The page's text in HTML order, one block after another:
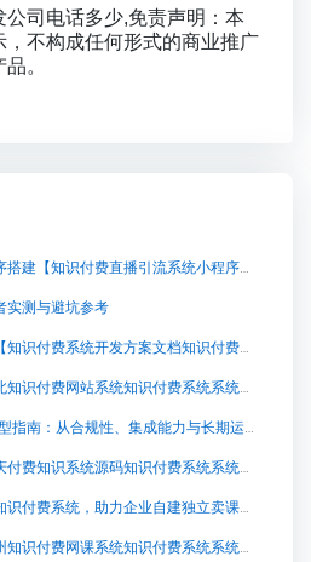
司电话多少,免责声明：本
，不构成任何形式的商业推广
。
知识付费直播引流系统小程序搭建【知识付费直播引流系统小程序搭建知识付费系统系统怎么制作，知识付费系统搭建使用教程】
实测与避坑参考
知识付费系统开发方案文档【知识付费系统开发方案文档知识付费系统系统怎么制作，知识付费系统搭建使用教程】
湖北知识付费网站系统【湖北知识付费网站系统知识付费系统系统怎么制作，知识付费系统搭建使用教程】
2024年中国卖课系统源码选型指南：从合规性、集成能力与长期运营视角评估
重庆付费知识系统源码【重庆付费知识系统源码知识付费系统系统怎么制作，知识付费系统搭建使用教程】
凸知：开源可私有化部署的知识付费系统，助力企业自建独立卖课平台
泰州知识付费网课系统【泰州知识付费网课系统知识付费系统系统怎么制作，知识付费系统搭建使用教程】